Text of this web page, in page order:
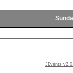
JEvents